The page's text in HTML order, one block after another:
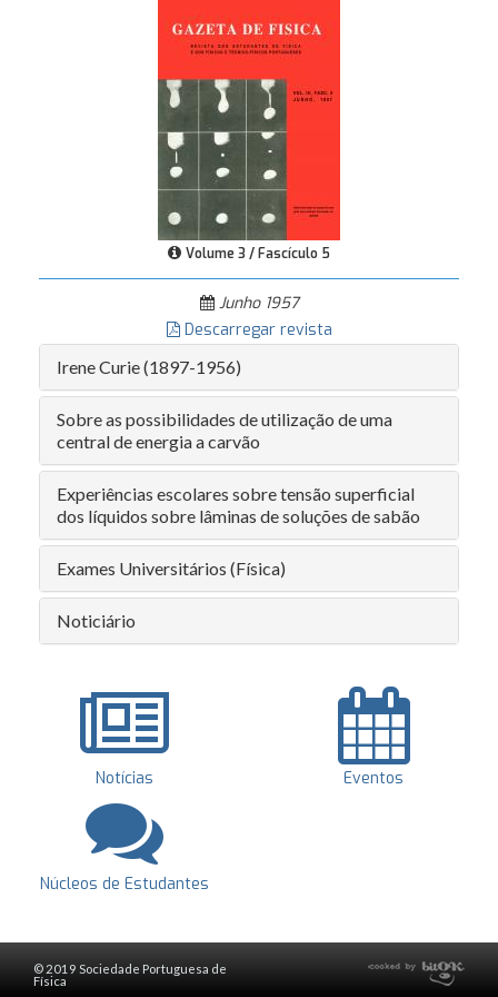
Volume 3 / Fascículo 5
Junho 1957
Descarregar revista
Irene Curie (1897-1956)
Sobre as possibilidades de utilização de uma
central de energia a carvão
Experiências escolares sobre tensão superficial
dos líquidos sobre lâminas de soluções de sabão
Exames Universitários (Física)
Noticiário
Notícias Eventos
Núcleos de Estudantes
© 2019 Sociedade Portuguesa de
Física